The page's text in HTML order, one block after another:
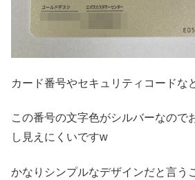
カード番号やセキュリティコードな
この番号の文字色がシルバーなので
し見えにくいですw
かなりシンプルなデザインだと言う